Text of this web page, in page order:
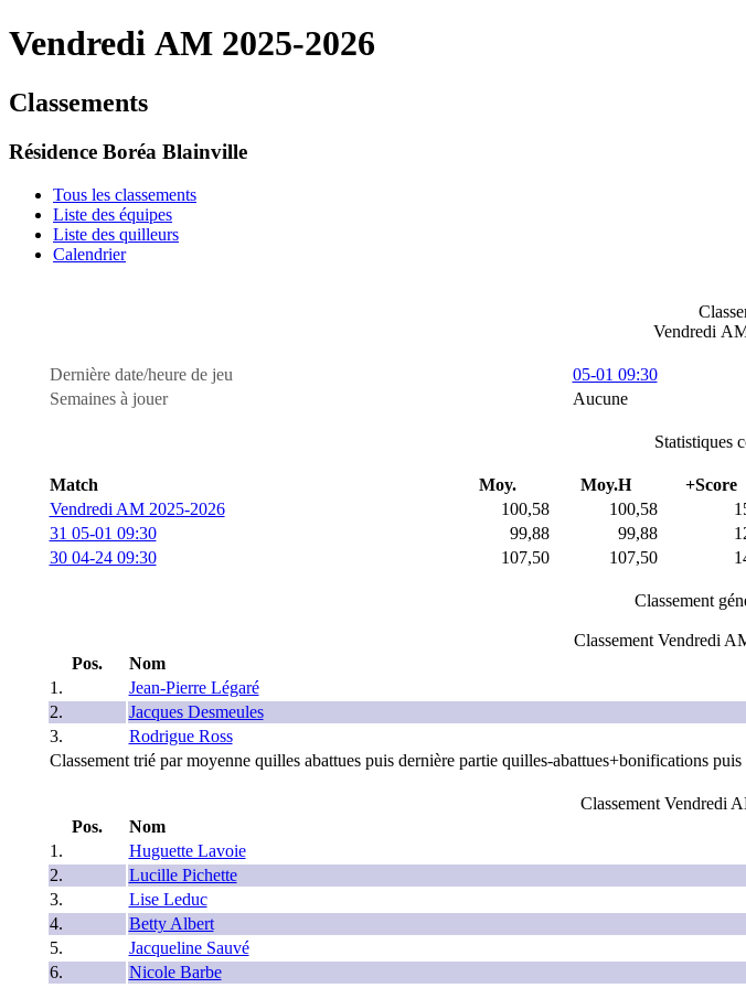
Vendredi AM 2025-2026
Classements
Résidence Boréa Blainville
Tous les classements
Liste des équipes
Liste des quilleurs
Calendrier
Vendredi
Dernière date/heure de jeu 05-01 09:30
Semaines à jouer
Aucune
Statistiques
Match Moy. Moy.H +Score
Vendredi AM 2025-2026
100,58 100,58
31 05-01 09:30
99,88 99,88
30 04-24 09:30
107,50 107,50
Classement
Classement Vendredi
Pos.
Nom
1.
Jean-Pierre Légaré
2.
Jacques Desmeules
3.
Rodrigue Ross
Classement trié par moyenne quilles abattues puis dernière partie quilles-abattues+bonifications
Classement Vendredi
Pos.
Nom
1.
Huguette Lavoie
2.
Lucille Pichette
3.
Lise Leduc
4.
Betty Albert
5.
Jacqueline Sauvé
6.
Nicole Barbe